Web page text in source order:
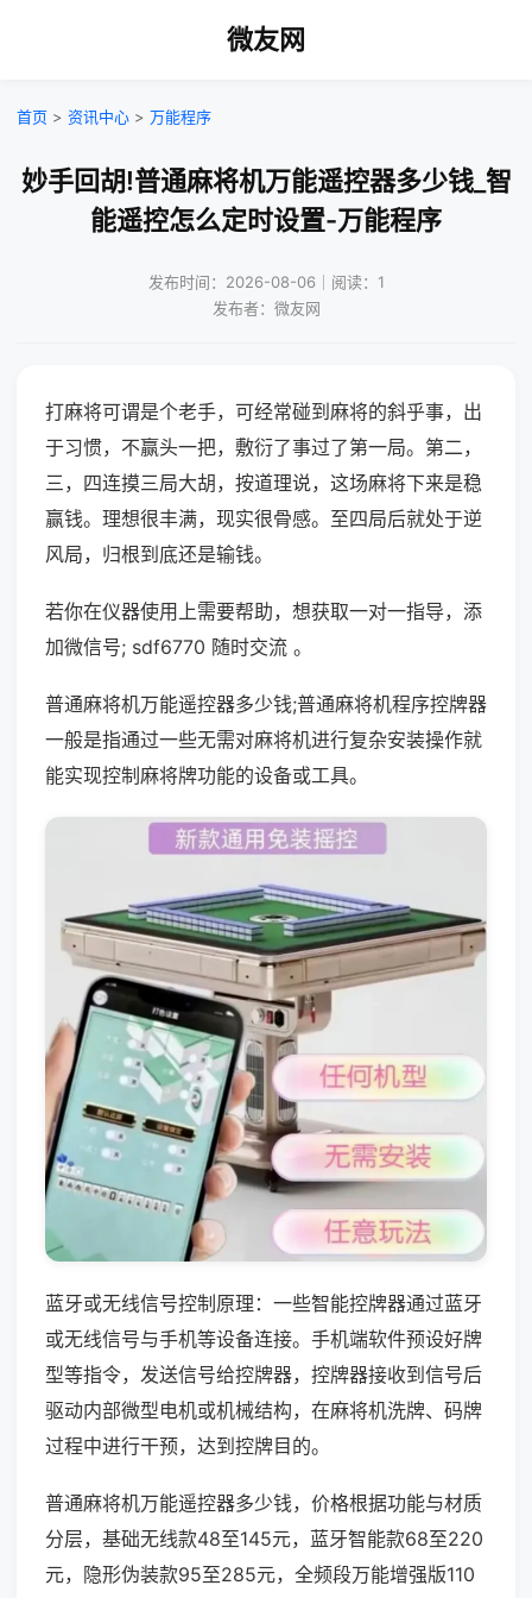
微友网
首页 > 资讯中心 > 万能程序
妙手回胡!普通麻将机万能遥控器多少钱_智
能遥控怎么定时设置-万能程序
发布时间：2026-08-06｜阅读：1
发布者：微友网
打麻将可谓是个老手，可经常碰到麻将的斜乎事，出
于习惯，不赢头一把，敷衍了事过了第一局。第二，
三，四连摸三局大胡，按道理说，这场麻将下来是稳
赢钱。理想很丰满，现实很骨感。至四局后就处于逆
风局，归根到底还是输钱。
若你在仪器使用上需要帮助，想获取一对一指导，添
加微信号; sdf6770 随时交流 。
普通麻将机万能遥控器多少钱;普通麻将机程序控牌器
一般是指通过一些无需对麻将机进行复杂安装操作就
能实现控制麻将牌功能的设备或工具。
蓝牙或无线信号控制原理：一些智能控牌器通过蓝牙
或无线信号与手机等设备连接。手机端软件预设好牌
型等指令，发送信号给控牌器，控牌器接收到信号后
驱动内部微型电机或机械结构，在麻将机洗牌、码牌
过程中进行干预，达到控牌目的。
普通麻将机万能遥控器多少钱，价格根据功能与材质
分层，基础无线款48至145元，蓝牙智能款68至220
元，隐形伪装款95至285元，全频段万能增强版110